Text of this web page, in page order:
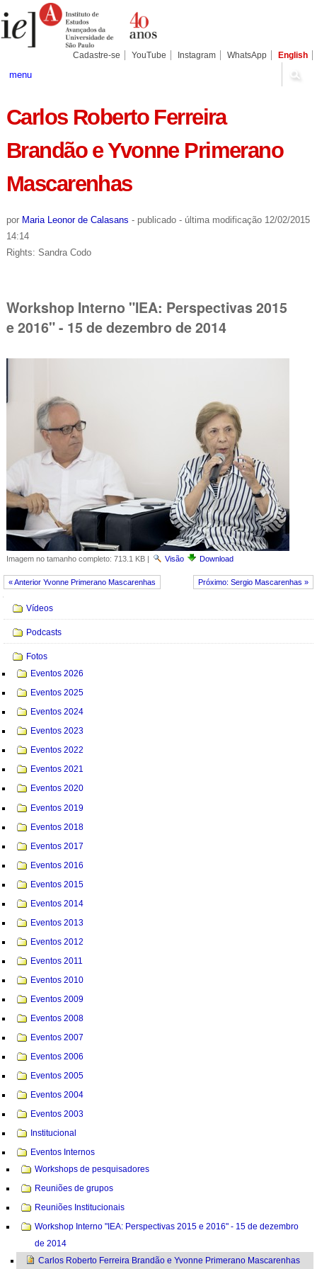
para
conteúdo.
Pessoais
Cadastre-se YouTube Instagram WhatsApp English
menu
Carlos Roberto Ferreira
Brandão e Yvonne Primerano
Mascarenhas
por Maria Leonor de Calasans - publicado - última modificação12/02/2015
14:14
Rights: Sandra Codo
Workshop Interno "IEA: Perspectivas 2015
e 2016" - 15 de dezembro de 2014
Imagem no tamanho completo: 713.1 KB| Visão Download
« Anterior Yvonne Primerano Mascarenhas Próximo: Sergio Mascarenhas »
Vídeos
Podcasts
Fotos
Eventos 2026
Eventos 2025
Eventos 2024
Eventos 2023
Eventos 2022
Eventos 2021
Eventos 2020
Eventos 2019
Eventos 2018
Eventos 2017
Eventos 2016
Eventos 2015
Eventos 2014
Eventos 2013
Eventos 2012
Eventos 2011
Eventos 2010
Eventos 2009
Eventos 2008
Eventos 2007
Eventos 2006
Eventos 2005
Eventos 2004
Eventos 2003
Institucional
Eventos Internos
Workshops de pesquisadores
Reuniões de grupos
Reuniões Institucionais
Workshop Interno "IEA: Perspectivas 2015 e 2016" - 15 de dezembro
de 2014
Carlos Roberto Ferreira Brandão e Yvonne Primerano Mascarenhas